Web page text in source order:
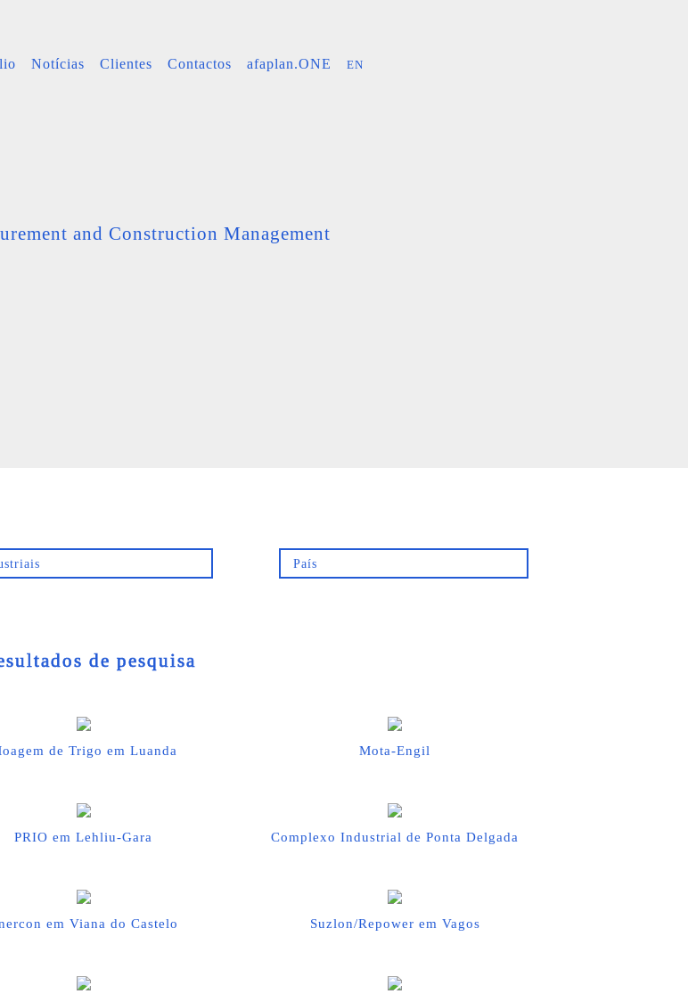
Notícias Clientes Contactos afaplan.ONE EN
and Construction Management
de pesquisa
de Trigo em Luanda Mota-Engil
PRIO em Lehliu-Gara Complexo Industrial de Ponta Delgada
em Viana do Castelo Suzlon/Repower em Vagos